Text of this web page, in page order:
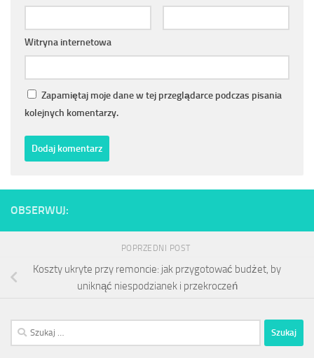
Witryna internetowa
Zapamiętaj moje dane w tej przeglądarce podczas pisania
kolejnych komentarzy.
OBSERWUJ:
POPRZEDNI POST
Koszty ukryte przy remoncie: jak przygotować budżet, by
uniknąć niespodzianek i przekroczeń
Szukaj: